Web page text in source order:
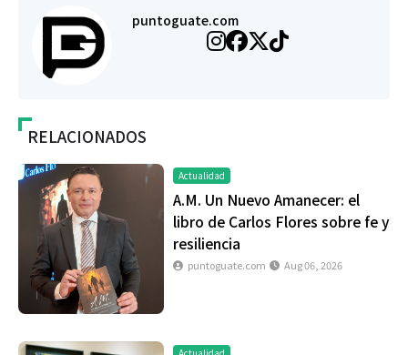
puntoguate.com
RELACIONADOS
Actualidad
A.M. Un Nuevo Amanecer: el
libro de Carlos Flores sobre fe y
resiliencia
puntoguate.com Aug 06, 2026